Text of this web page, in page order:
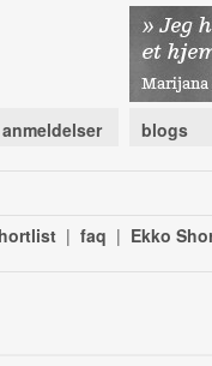
anmeldelser blogs
| faq | Ekko